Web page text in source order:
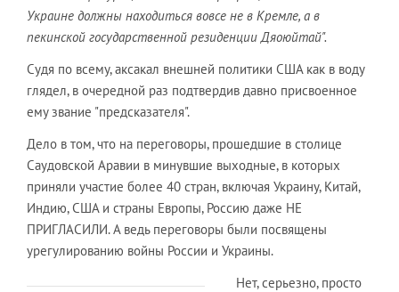
Украине должны находиться вовсе не в Кремле, а в
пекинской государственной резиденции Дяоюйтай".
Судя по всему, аксакал внешней политики США как в воду
глядел, в очередной раз подтвердив давно присвоенное
ему звание "предсказателя".
Дело в том, что на переговоры, прошедшие в столице
Саудовской Аравии в минувшие выходные, в которых
приняли участие более 40 стран, включая Украину, Китай,
Индию, США и страны Европы, Россию даже НЕ
ПРИГЛАСИЛИ. А ведь переговоры были посвящены
урегулированию войны России и Украины.
Нет, серьезно, просто